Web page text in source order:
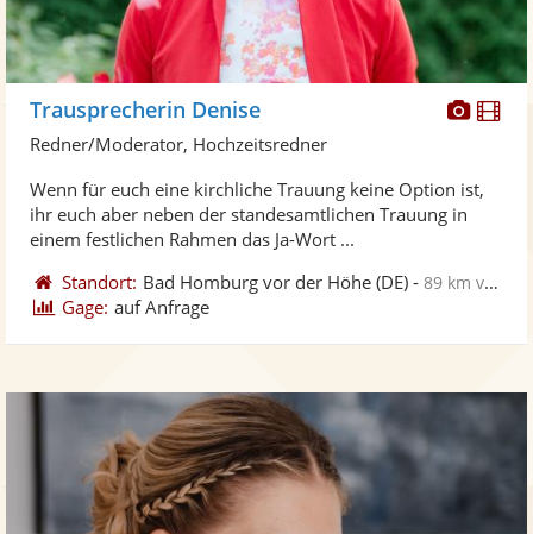
Fotos
Trausprecherin Denise
Redner/Moderator, Hochzeitsredner
Wenn für euch eine kirchliche Trauung keine Option ist,
ihr euch aber neben der standesamtlichen Trauung in
einem festlichen Rahmen das Ja-Wort ...
Standort: Bad Homburg vor der Höhe (DE) -89 km von Heidelberg
Gage: auf Anfrage